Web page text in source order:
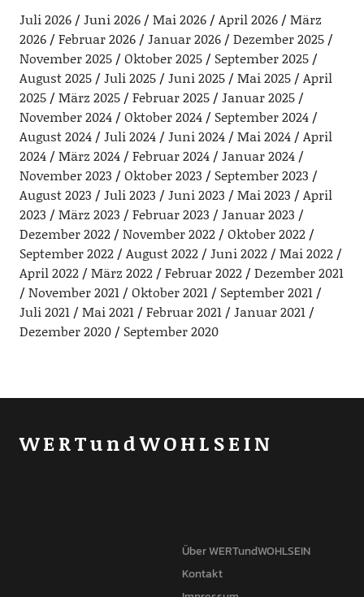
Juli 2026 Juni 2026 Mai 2026 April 2026
März
2026
Februar 2026 Januar 2026
Dezember 2025
November 2025
Oktober 2025
September 2025
August 2025
Juli 2025 Juni 2025 Mai 2025
April
2025
März 2025 Februar 2025
Januar 2025
November 2024
Oktober 2024
September 2024
August 2024
Juli 2024 Juni 2024 Mai 2024
April
2024
März 2024 Februar 2024
Januar 2024
November 2023
Oktober 2023
September 2023
August 2023
Juli 2023 Juni 2023 Mai 2023
April
2023
März 2023 Februar 2023
Januar 2023
Dezember 2022
November 2022
Oktober 2022
September 2022
August 2022 Juni 2022
Mai 2022
April 2022
März 2022 Februar 2022
Dezember 2021
November 2021
Oktober 2021
September 2021
Juli 2021
Mai 2021 Februar 2021
Januar 2021
Dezember 2020
September 2020
WERTundWOHLSEIN
Über WERTundWOHLSEIN
Kontakt